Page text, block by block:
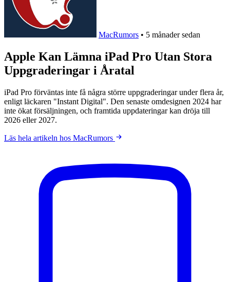
MacRumors • 5 månader sedan
Apple Kan Lämna iPad Pro Utan Stora
Uppgraderingar i Åratal
iPad Pro förväntas inte få några större uppgraderingar under flera år,
enligt läckaren "Instant Digital". Den senaste omdesignen 2024 har
inte ökat försäljningen, och framtida uppdateringar kan dröja till
2026 eller 2027.
Läs hela artikeln hos MacRumors